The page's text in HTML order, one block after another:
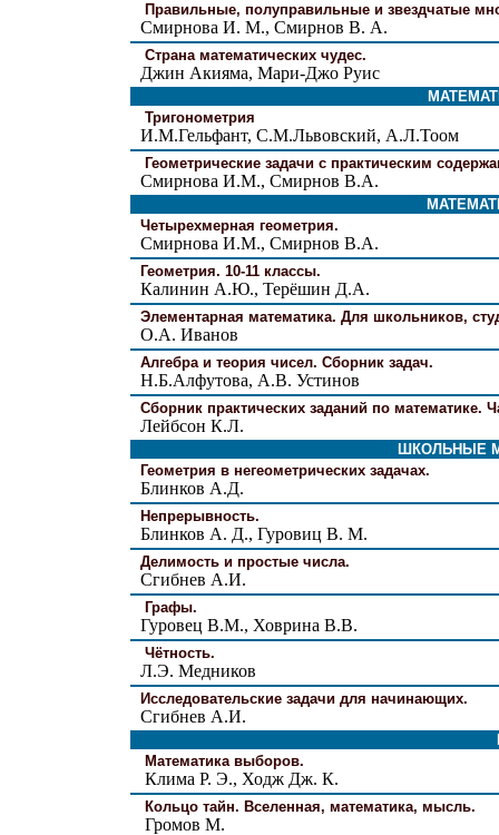
Правильные, полуправильные и звездчатые
Смирнова И. М., Смирнов В. А.
Страна математических чудес.
Джин Акияма, Мари-Джо Руис
Тригонометрия
И.М.Гельфант, С.М.Львовский, А.Л.Тоом
Геометрические задачи с практическим
Смирнова И.М., Смирнов В.А.
Четырехмерная геометрия.
Смирнова И.М., Смирнов В.А.
Геометрия. 10-11 классы.
Калинин А.Ю., Терёшин Д.А.
Элементарная математика. Для школьников,
О.А. Иванов
Алгебра и теория чисел. Сборник задач.
Н.Б.Алфутова, А.В. Устинов
Сборник практических заданий по математике.
Лейбсон К.Л.
ШКОЛЬНЫЕ
Геометрия в негеометрических задачах.
Блинков А.Д.
Непрерывность.
Блинков А. Д., Гуровиц В. М.
Делимость и простые числа.
Сгибнев А.И.
Графы.
Гуровец В.М., Ховрина В.В.
Чётность.
Л.Э. Медников
Исследовательские задачи для начинающих.
Сгибнев А.И.
Математика выборов.
Клима Р. Э., Ходж Дж. К.
Кольцо тайн. Вселенная, математика, мысль.
Громов М.